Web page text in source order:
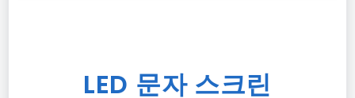
LED 문자 스크린